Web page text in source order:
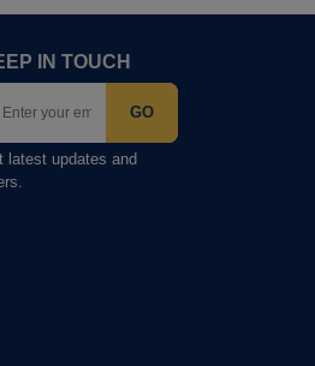
IN TOUCH
GO
latest updates and